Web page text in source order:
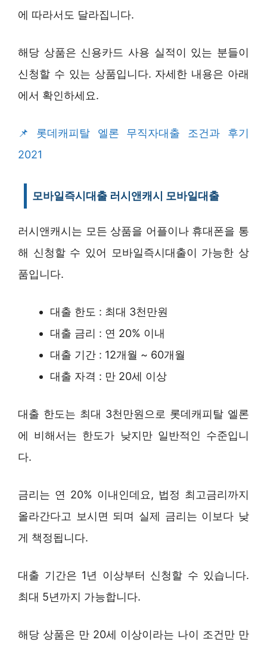
에 따라서도 달라집니다.
해당 상품은 신용카드 사용 실적이 있는 분들이
신청할 수 있는 상품입니다. 자세한 내용은 아래
에서 확인하세요.
롯데캐피탈 엘론 무직자대출 조건과 후기
2021
모바일즉시대출 러시앤캐시 모바일대출
러시앤캐시는 모든 상품을 어플이나 휴대폰을 통
해 신청할 수 있어 모바일즉시대출이 가능한 상
품입니다.
대출 한도 : 최대 3천만원
대출 금리 : 연 20% 이내
대출 기간 : 12개월 ~ 60개월
대출 자격 : 만 20세 이상
대출 한도는 최대 3천만원으로 롯데캐피탈 엘론
에 비해서는 한도가 낮지만 일반적인 수준입니
다.
금리는 연 20% 이내인데요, 법정 최고금리까지
올라간다고 보시면 되며 실제 금리는 이보다 낮
게 책정됩니다.
대출 기간은 1년 이상부터 신청할 수 있습니다.
최대 5년까지 가능합니다.
해당 상품은 만 20세 이상이라는 나이 조건만 만